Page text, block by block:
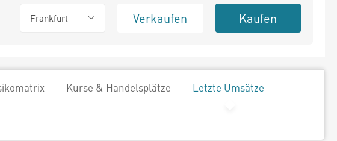
Frankfurt Verkaufen Kaufen
Kurse & Handelsplätze Letzte Umsätze